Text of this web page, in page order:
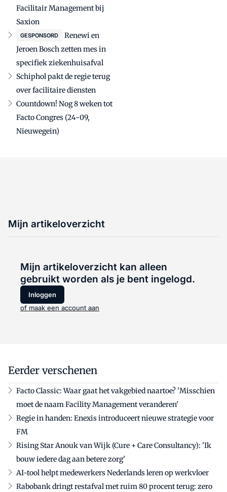
Facilitair Management bij
Saxion
GESPONSORD
Renewi en
Jeroen Bosch zetten mes in
specifiek ziekenhuisafval
Schiphol pakt de regie terug
over facilitaire diensten
Countdown! Nog 8 weken tot
Facto Congres (24-09,
Nieuwegein)
Mijn artikeloverzicht
Mijn artikeloverzicht kan alleen
gebruikt worden als je bent ingelogd.
Inloggen
of maak een account aan
Eerder verschenen
Facto Classic: Waar gaat het vakgebied naartoe? 'Misschien
moet de naam Facility Management veranderen'
Regie in handen: Enexis introduceert nieuwe strategie voor
FM
Rising Star Anouk van Wijk (Cure + Care Consultancy): 'Ik
bouw iedere dag aan betere zorg'
AI-tool helpt medewerkers Nederlands leren op werkvloer
Rabobank dringt restafval met ruim 80 procent terug: zero